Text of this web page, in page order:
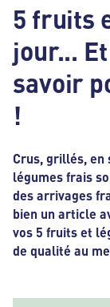
5 fruits
jour...
savoir
!
Crus, grillés, en
légumes frais
des arrivages
bien un article
vos 5 fruits et
de qualité au